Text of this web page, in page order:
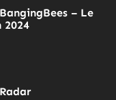
– Le
2024